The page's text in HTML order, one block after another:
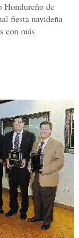
Hondureño de
fiesta navideña
con más